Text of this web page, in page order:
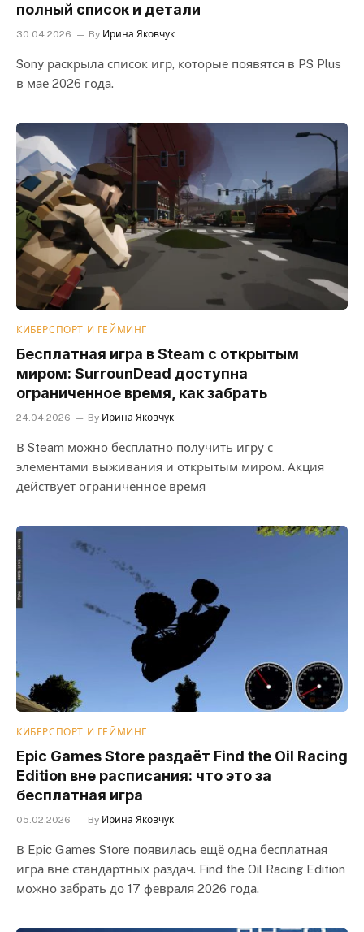
полный список и детали
30.04.2026 By Ирина Яковчук
Sony раскрыла список игр, которые появятся в PS Plus
в мае 2026 года.
КИБЕРСПОРТ И ГЕЙМИНГ
Бесплатная игра в Steam с открытым
миром: SurrounDead доступна
ограниченное время, как забрать
24.04.2026 By Ирина Яковчук
В Steam можно бесплатно получить игру с
элементами выживания и открытым миром. Акция
действует ограниченное время
КИБЕРСПОРТ И ГЕЙМИНГ
Epic Games Store раздаёт Find the Oil Racing
Edition вне расписания: что это за
бесплатная игра
05.02.2026 By Ирина Яковчук
В Epic Games Store появилась ещё одна бесплатная
игра вне стандартных раздач. Find the Oil Racing Edition
можно забрать до 17 февраля 2026 года.